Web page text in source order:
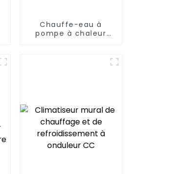
Chauffe-eau à
pompe à chaleur